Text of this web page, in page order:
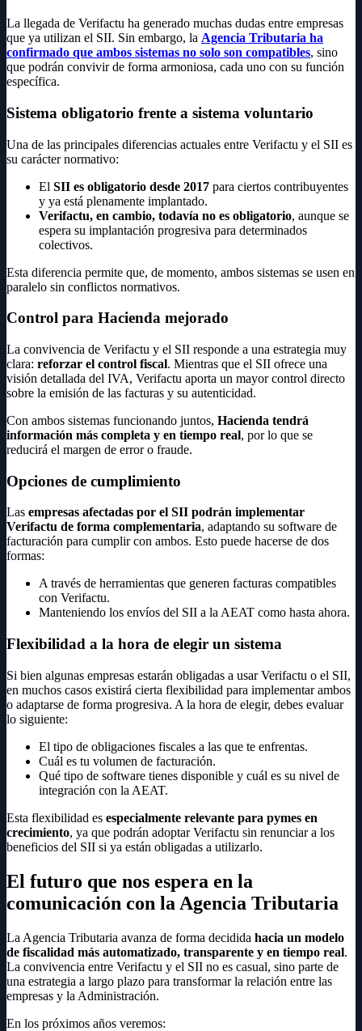
La llegada de Verifactu ha generado muchas dudas entre empresas
que ya utilizan el SII. Sin embargo, la Agencia Tributaria ha
confirmado que ambos sistemas no solo son compatibles, sino
que podrán convivir de forma armoniosa, cada uno con su función
específica.
Sistema obligatorio frente a sistema voluntario
Una de las principales diferencias actuales entre Verifactu y el SII es
su carácter normativo:
El SII es obligatorio desde 2017 para ciertos contribuyentes
y ya está plenamente implantado.
Verifactu, en cambio, todavía no es obligatorio, aunque se
espera su implantación progresiva para determinados
colectivos.
Esta diferencia permite que, de momento, ambos sistemas se usen en
paralelo sin conflictos normativos.
Control para Hacienda mejorado
La convivencia de Verifactu y el SII responde a una estrategia muy
clara: reforzar el control fiscal. Mientras que el SII ofrece una
visión detallada del IVA, Verifactu aporta un mayor control directo
sobre la emisión de las facturas y su autenticidad.
Con ambos sistemas funcionando juntos, Hacienda tendrá
información más completa y en tiempo real, por lo que se
reducirá el margen de error o fraude.
Opciones de cumplimiento
Las empresas afectadas por el SII podrán implementar
Verifactu de forma complementaria, adaptando su software de
facturación para cumplir con ambos. Esto puede hacerse de dos
formas:
A través de herramientas que generen facturas compatibles
con Verifactu.
Manteniendo los envíos del SII a la AEAT como hasta ahora.
Flexibilidad a la hora de elegir un sistema
Si bien algunas empresas estarán obligadas a usar Verifactu o el SII,
en muchos casos existirá cierta flexibilidad para implementar ambos
o adaptarse de forma progresiva. A la hora de elegir, debes evaluar
lo siguiente:
El tipo de obligaciones fiscales a las que te enfrentas.
Cuál es tu volumen de facturación.
Qué tipo de software tienes disponible y cuál es su nivel de
integración con la AEAT.
Esta flexibilidad es especialmente relevante para pymes en
crecimiento, ya que podrán adoptar Verifactu sin renunciar a los
beneficios del SII si ya están obligadas a utilizarlo.
El futuro que nos espera en la
comunicación con la Agencia Tributaria
La Agencia Tributaria avanza de forma decidida hacia un modelo
de fiscalidad más automatizado, transparente y en tiempo real.
La convivencia entre Verifactu y el SII no es casual, sino parte de
una estrategia a largo plazo para transformar la relación entre las
empresas y la Administración.
En los próximos años veremos: